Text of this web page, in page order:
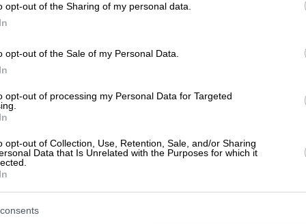
opt-out of the Sharing of my personal data.
opt-out of the Sale of my Personal Data.
opt-out of processing my Personal Data for Targeted
opt-out of Collection, Use, Retention, Sale, and/or Sharing
Data that Is Unrelated with the Purposes for which it
ακόμα αξιολογήσεις
Γίνετε ο πρώτος που θα μοιραστεί την
επιλογή!